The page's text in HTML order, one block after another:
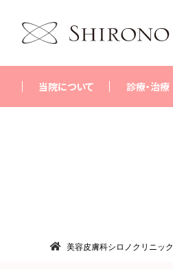
当院について 診療・治療
美容皮膚科シロノクリニック